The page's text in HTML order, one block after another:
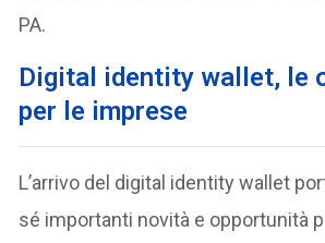
PA.
Digital identity wallet, le
per le imprese
L’arrivo del digital identity wallet
sé importanti novità e opportunità